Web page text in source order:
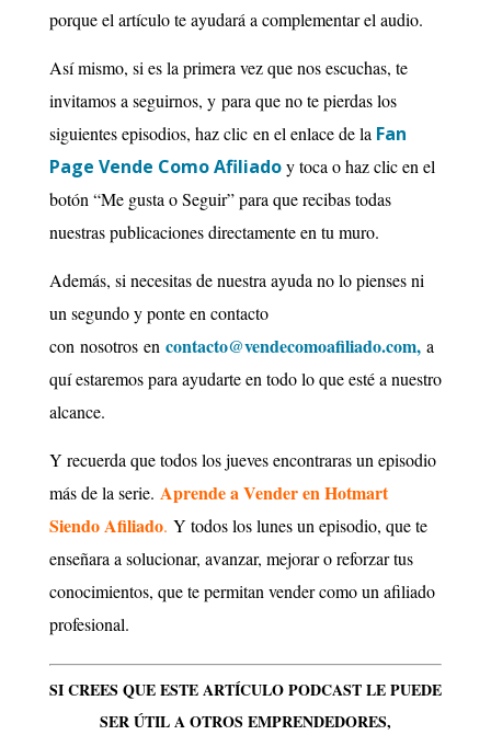
porque el artículo te ayudará a complementar el audio.
Así mismo, si es la primera vez que nos escuchas, te
invitamos a seguirnos, y para que no te pierdas los
siguientes episodios, haz clic en el enlace de la Fan
Page Vende Como Afiliado y toca o haz clic en el
botón “Me gusta o Seguir” para que recibas todas
nuestras publicaciones directamente en tu muro.
Además, si necesitas de nuestra ayuda no lo pienses ni
un segundo y ponte en contacto
con nosotros en contacto@vendecomoafiliado.com, a
quí estaremos para ayudarte en todo lo que esté a nuestro
alcance.
Y recuerda que todos los jueves encontraras un episodio
más de la serie. Aprende a Vender en Hotmart
Siendo Afiliado. Y todos los lunes un episodio, que te
enseñara a solucionar, avanzar, mejorar o reforzar tus
conocimientos, que te permitan vender como un afiliado
profesional.
SI CREES QUE ESTE ARTÍCULO PODCAST LE PUEDE
SER ÚTIL A OTROS EMPRENDEDORES,